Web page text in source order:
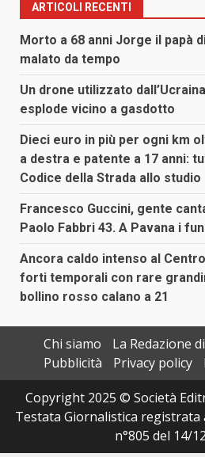
ARTICOLI RECENTI
Morto a 68 anni Jorge il papà
malato da tempo
Un drone utilizzato
esplode vicino a gasdotto
Dieci euro in più per ogni km
a destra e patente a 17 anni:
Codice della Strada allo studio
Francesco Guccini, gente
Paolo Fabbri 43. A Pavana i
Ancora caldo intenso al
forti temporali con rare
bollino rosso calano a 21
Chi siamo
La Redazione
Pubblicità
Privacy policy
Copyright 2025 © Società
Testata Giornalistica registrata
n°805 del 14/